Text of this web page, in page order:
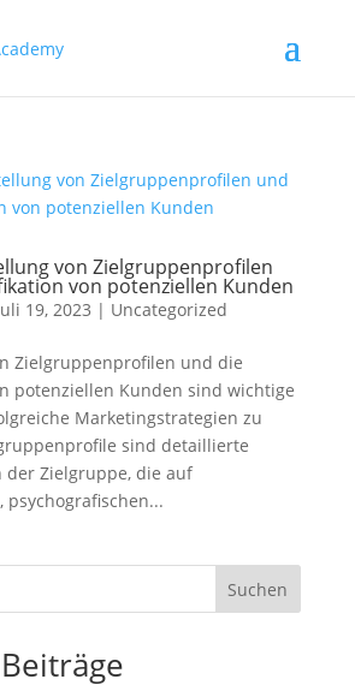
von Zielgruppenprofilen
von potenziellen Kunden
19, 2023 | Uncategorized
Zielgruppenprofilen und die
potenziellen Kunden sind wichtige
Marketingstrategien zu
sind detaillierte
der Zielgruppe, die auf
psychografischen...
Suchen